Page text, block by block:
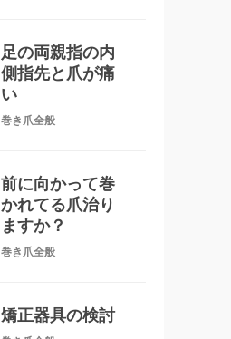
足の両親指の内
側指先と爪が痛
い
巻き爪全般
前に向かって巻
かれてる爪治り
ますか？
巻き爪全般
矯正器具の検討